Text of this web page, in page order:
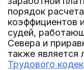
порядок
коэффициентов
судей,
Севера и
также является
Трудового